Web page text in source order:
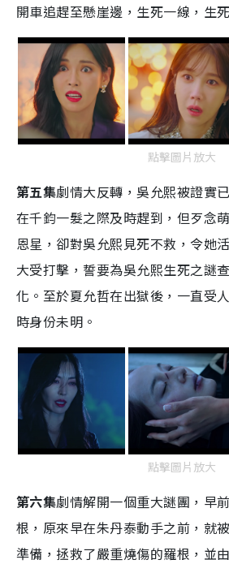
開車追趕至懸崖邊，生死一線，生
點擊圖片放大
第五集劇情大反轉，吳允熙被證實
在千鈞一髮之際及時趕到，但歹念
恩星，卻對吳允熙見死不救，令她
大受打擊，誓要為吳允熙生死之謎
化。至於夏允哲在出獄後，一直受
時身份未明。
點擊圖片放大
第六集劇情解開一個重大謎團，早
根，原來早在朱丹泰動手之前，就
準備，拯救了嚴重燒傷的羅根，並